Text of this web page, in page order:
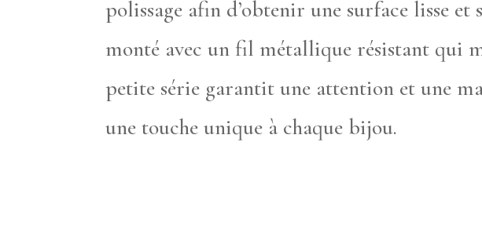
polissage afin d’obtenir une surface lisse
monté avec un fil métallique résistant qui
petite série garantit une attention et une
une touche unique à chaque bijou.